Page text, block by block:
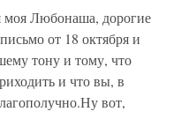
моя Любонаша, дорогие
от 18 октября и
тону и тому, что
и что вы, в
вот,